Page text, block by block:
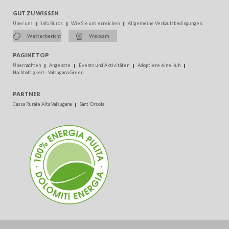
GUT ZU WISSEN
Über uns Info Büros Wie Sie uns erreichen Allgemeine Verkaufsbedingungen
Wetterbericht Webcam
PAGINE TOP
Übernachten Angebote Events und Aktivitäten
Adoptiere eine Kuh
Nachhaltigkeit - Valsugana Green
PARTNER
Cassa Rurale Alta Valsugana Sant'Orsola